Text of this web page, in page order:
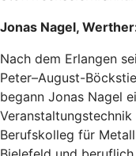
Jonas Nagel,
Nach dem Erlangen
Peter–August-
begann Jonas Nagel
Berufskolleg für